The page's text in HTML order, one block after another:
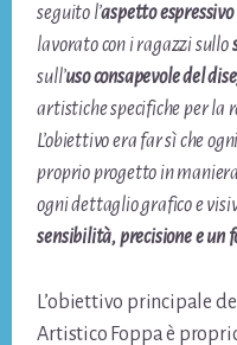
seguito l’aspetto
lavorato con i ragazzi sullo
sull’uso consapevole del
artistiche specifiche per la
L’obiettivo era far sì che
proprio progetto in
ogni dettaglio grafico e
sensibilità, precisione e un
L’obiettivo principale
Artistico Foppa è